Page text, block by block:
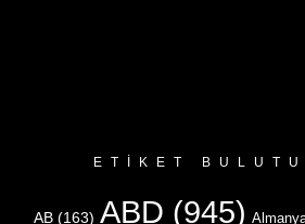
ETIKET BULUTU
AB (163) ABD (945)